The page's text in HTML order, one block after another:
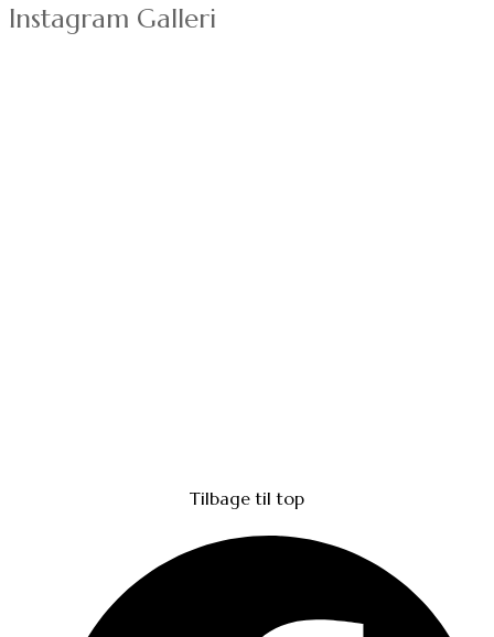
Instagram Galleri
Tilbage til top